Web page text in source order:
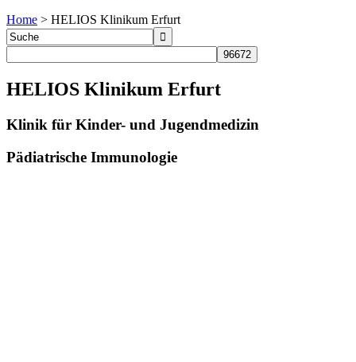
Home > HELIOS Klinikum Erfurt
HELIOS Klinikum Erfurt
Klinik für Kinder- und Jugendmedizin
Pädiatrische Immunologie